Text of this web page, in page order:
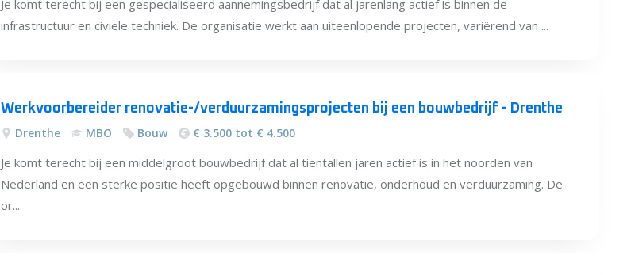
Je komt terecht bij een gespecialiseerd aannemingsbedrijf dat al jarenlang actief is binnen de
infrastructuur en civiele techniek. De organisatie werkt aan uiteenlopende projecten, variërend van ...
Werkvoorbereider renovatie-/verduurzamingsprojecten bij een bouwbedrijf - Drenthe
Drenthe MBO Bouw € 3.500 tot € 4.500
Je komt terecht bij een middelgroot bouwbedrijf dat al tientallen jaren actief is in het noorden van
Nederland en een sterke positie heeft opgebouwd binnen renovatie, onderhoud en verduurzaming. De
or...